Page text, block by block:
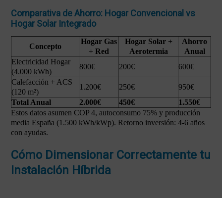
Comparativa de Ahorro: Hogar Convencional vs
Hogar Solar Integrado
Concepto
Hogar Gas
+ Red
Hogar Solar +
Aerotermia
Ahorro
Anual
Electricidad Hogar
(4.000 kWh)
800€ 200€
600€
Calefacción + ACS
(120 m²)
1.200€ 250€
950€
Total Anual
2.000€ 450€
1.550€
Estos datos asumen COP 4, autoconsumo 75% y producción
media España (1.500 kWh/kWp). Retorno inversión: 4-6 años
con ayudas.
Cómo Dimensionar Correctamente tu
Instalación Híbrida